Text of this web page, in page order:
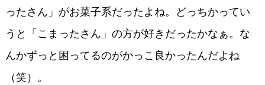
ったさん」がお菓子系だったよね。どっちかってい
うと「こまったさん」の方が好きだったかなぁ。な
んかずっと困ってるのがかっこ良かったんだよね
（笑）。